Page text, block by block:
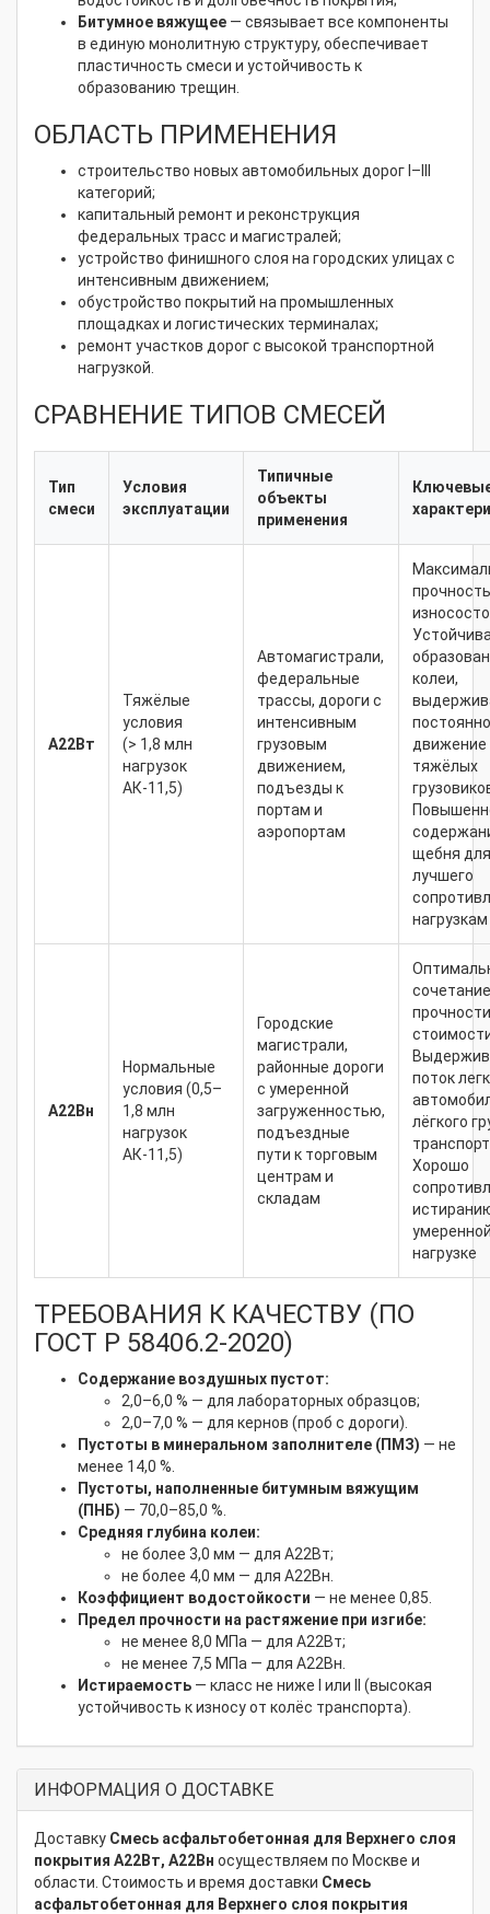
Битумное вяжущее — связывает все компоненты
в единую монолитную структуру, обеспечивает
пластичность смеси и устойчивость к
образованию трещин.
ОБЛАСТЬ ПРИМЕНЕНИЯ
строительство новых автомобильных дорог I–III
категорий;
капитальный ремонт и реконструкция
федеральных трасс и магистралей;
устройство финишного слоя на городских улицах с
интенсивным движением;
обустройство покрытий на промышленных
площадках и логистических терминалах;
ремонт участков дорог с высокой транспортной
нагрузкой.
СРАВНЕНИЕ ТИПОВ СМЕСЕЙ
Тип
смеси
Условия
эксплуатации
Типичные
объекты
применения
А22Вт
Тяжёлые
условия
(> 1,8 млн
нагрузок
АК-11,5)
Автомагистрали,
федеральные
трассы, дороги с
интенсивным
грузовым
движением,
подъезды к
портам и
аэропортам
колеи,
движение
тяжёлых
щебня для
лучшего
нагрузкам
А22Вн
Нормальные
условия (0,5–
1,8 млн
нагрузок
АК-11,5)
Городские
магистрали,
районные дороги
с умеренной
загруженностью,
подъездные
пути к торговым
центрам и
складам
сочетание
поток
лёгкого
Хорошо
нагрузке
ТРЕБОВАНИЯ К КАЧЕСТВУ (ПО
ГОСТ Р 58406.2-2020)
Содержание воздушных пустот:
2,0–6,0 % — для лабораторных образцов;
2,0–7,0 % — для кернов (проб с дороги).
Пустоты в минеральном заполнителе (ПМЗ) — не
менее 14,0 %.
Пустоты, наполненные битумным вяжущим
(ПНБ) — 70,0–85,0 %.
Средняя глубина колеи:
не более 3,0 мм — для А22Вт;
не более 4,0 мм — для А22Вн.
Коэффициент водостойкости — не менее 0,85.
Предел прочности на растяжение при изгибе:
не менее 8,0 МПа — для А22Вт;
не менее 7,5 МПа — для А22Вн.
Истираемость — класс не ниже I или II (высокая
устойчивость к износу от колёс транспорта).
ИНФОРМАЦИЯ О ДОСТАВКЕ
Доставку Смесь асфальтобетонная для Верхнего слоя
покрытия А22Вт, А22Вн осуществляем по Москве и
области. Стоимость и время доставки Смесь
асфальтобетонная для Верхнего слоя покрытия